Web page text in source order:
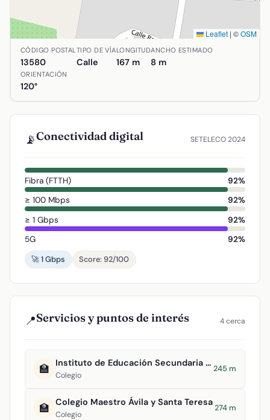
Leaflet | ©OSM
Ubicación de Travesía Velázquez en Almodóvar del
CÓDIGO POSTAL
13580
TIPO DE VÍA
Calle
LONGITUD
167 m
ANCHO ESTIMADO
8 m
ORIENTACIÓN
120°
📡Conectividad digital SETELECO 2024
Fibra (FTTH)
92%
≥ 100 Mbps
92%
≥ 1 Gbps
92%
5G
92%
🚀 1 Gbps
Score: 92/100
📍Servicios y puntos de interés 4 cerca
🏫 Instituto de Educación Secundaria San Juan Bautista
Colegio
245 m
🏫 Colegio Maestro Ávila y Santa Teresa
Colegio
274 m